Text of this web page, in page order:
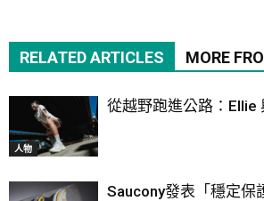
RELATED ARTICLES MORE
人物
從越野跑進公路：Ellie
Saucony發表「穩定保